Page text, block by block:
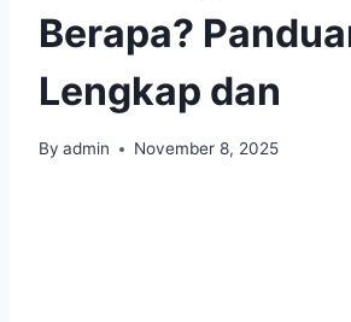
Berapa?
Lengkap dan
By admin November 8, 2025